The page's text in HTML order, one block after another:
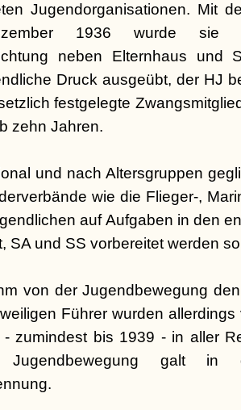
Jugendorganisationen. Mit
1936 wurde sie
neben Elternhaus und
Druck ausgeübt, der HJ
festgelegte
zehn Jahren.
und nach Altersgruppen
wie die Flieger-,
auf Aufgaben in den
SA und SS vorbereitet werden
von der Jugendbewegung
Führer wurden
- zumindest bis 1939 - in aller
galt in